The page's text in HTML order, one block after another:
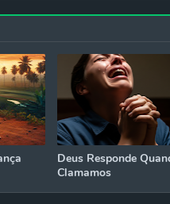
Deus Responde
Clamamos